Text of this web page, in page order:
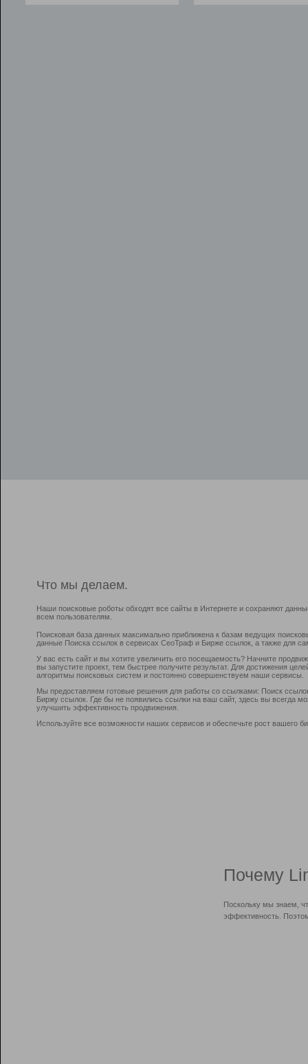
Что мы делаем.
Наши поисковые роботы обходят все сайты в Интернете и сохраняют
всем пользователям.
Поисковая база данных максимально приближена к базам ведущих
данные Поиска ссылок в сервисах СеоТраф и Бирже ссылок, а также для
У вас есть сайт и вы хотите увеличить его посещаемость? Начните
вы запустите проект, тем быстрее получите результат. Для достижения
алгоритмы поисковых систем и постоянно совершенствуем наши сервисы.
Мы предоставляем готовые решения для работы со ссылками: Поиск
Биржу ссылок. Где бы не появились ссылки на ваш сайт, здесь вы всегда
улучшить эффективность продвижения.
Используйте все возможности наших сервисов и обеспечьте рост вашего
Почему
Поскольку мы знаем,
эффективность.